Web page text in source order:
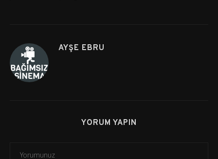
AYŞE EBRU
YORUM YAPIN